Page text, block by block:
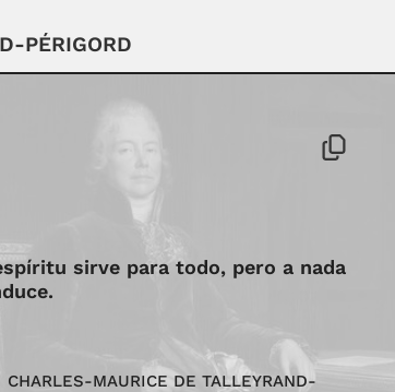
PÉRIGORD
sirve para todo, pero a nada
CHARLES-MAURICE DE TALLEYRAND-